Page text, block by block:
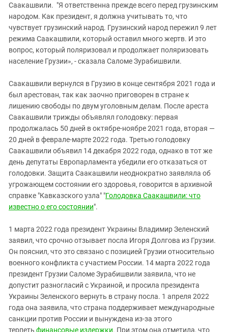
Саакашвили. "Я ответственна прежде всего перед грузинским
народом. Как президент, я должна учитывать то, что
чувствует грузинский народ. Грузинский народ пережил 9 лет
режима Саакашвили, который оставил много жертв. И это
вопрос, который поляризовал и продолжает поляризовать
население Грузии», - сказала Саломе Зурабишвили.
Саакашвили вернулся в Грузию в конце сентября 2021 года и
был арестован, так как заочно приговорен в стране к
лишению свободы по двум уголовным делам. После ареста
Саакашвили трижды объявлял голодовку: первая
продолжалась 50 дней в октябре-ноябре 2021 года, вторая —
20 дней в феврале-марте 2022 года. Третью голодовку
Саакашвили объявил 14 декабря 2022 года, однако в тот же
день депутаты Европарламента убедили его отказаться от
голодовки. Защита Саакашвили неоднократно заявляла об
угрожающем состоянии его здоровья, говорится в архивной
справке "Кавказского узла" "Голодовка Саакашвили: что
известно о его состоянии".
1 марта 2022 года президент Украины Владимир Зеленский
заявил, что срочно отзывает посла Игоря Долгова из Грузии.
Он пояснил, что это связано с позицией Грузии относительно
военного конфликта с участием России. 14 марта 2022 года
президент Грузии Саломе Зурабишвили заявила, что не
допустит разногласий с Украиной, и просила президента
Украины Зеленского вернуть в страну посла. 1 апреля 2022
года она заявила, что страна поддерживает международные
санкции против России и вынуждена из-за этого
терпеть финансовые издержки. При этом она отметила, что